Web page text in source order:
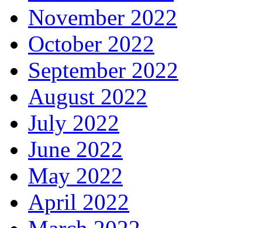
November 2022
October 2022
September 2022
August 2022
July 2022
June 2022
May 2022
April 2022